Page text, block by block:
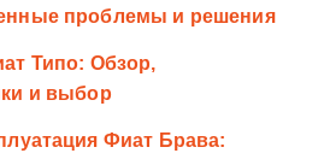
проблемы и решения
Типо: Обзор‚
и выбор
Фиат Брава: